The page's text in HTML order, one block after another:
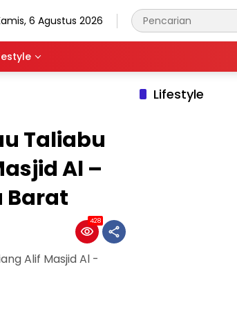
6 Agustus 2026
Taliabu
Al –
Barat
428
Alif Masjid Al -
Lifestyle